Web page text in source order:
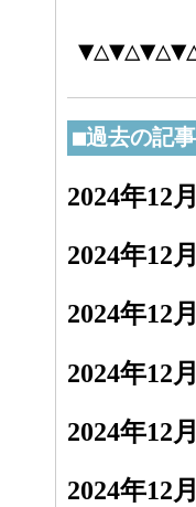
■過去の記
2024年12
2024年12
2024年12
2024年12
2024年12
2024年12